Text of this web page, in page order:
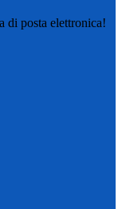
di posta elettronica!